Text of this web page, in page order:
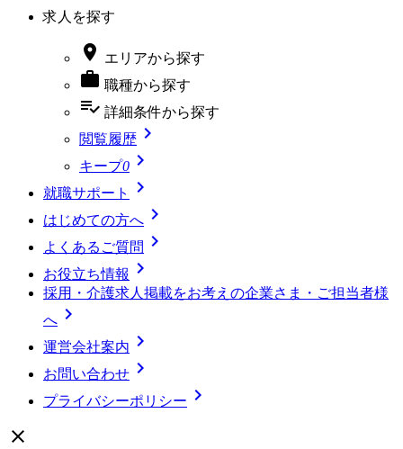
求人を探す
 エリアから探す
 職種から探す
playlist_add_check 詳細条件から探す
閲覧履歴 
キープ0 
就職サポート 
はじめての方へ 
よくあるご質問 
お役立ち情報 
採用・介護求人掲載をお考えの企業さま・ご担当者様
へ 
運営会社案内 
お問い合わせ 
プライバシーポリシー 
